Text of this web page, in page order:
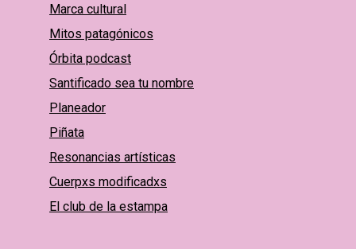
Marca cultural
Mitos patagónicos
Órbita podcast
Santificado sea tu nombre
Planeador
Piñata
Resonancias artísticas
Cuerpxs modificadxs
El club de la estampa